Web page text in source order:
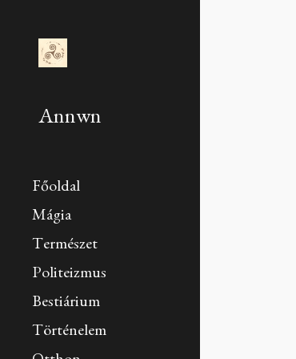
Annwn
Főoldal
Mágia
Természet
Politeizmus
Bestiárium
Történelem